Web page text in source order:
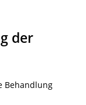
der
Behandlung